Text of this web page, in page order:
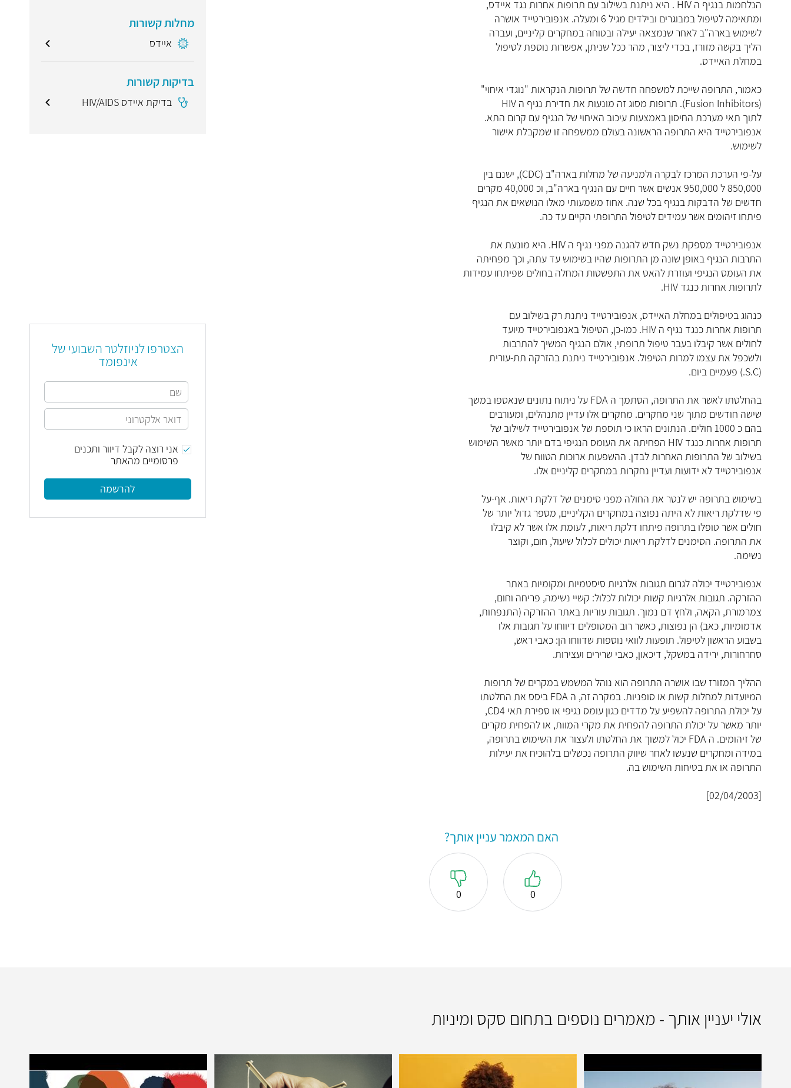
הנלחמות בנגיף ה HIV . היא ניתנת בשילוב עם תרופות אחרות נגד איידס,
ומתאימה לטיפול במבוגרים ובילדים מגיל 6 ומעלה. אנפובירטייד אושרה
לשימוש בארה"ב לאחר שנמצאה יעילה ובטוחה במחקרים קליניים, ועברה
הליך בקשה מזורז, בכדי ליצור, מהר ככל שניתן, אפשרות נוספת לטיפול
במחלת האיידס.
כאמור, התרופה שייכת למשפחה חדשה של תרופות הנקראות "נוגדי איחוי"
(Fusion Inhibitors). תרופות מסוג זה מונעות את חדירת נגיף ה HIV
לתוך תאי מערכת החיסון באמצעות עיכוב האיחוי של הנגיף עם קרום התא.
אנפובירטייד היא התרופה הראשונה בעולם ממשפחה זו שמקבלת אישור
לשימוש.
על-פי הערכת המרכז לבקרה ולמניעה של מחלות בארה"ב (CDC), ישנם בין
850,000 ל 950,000 אנשים אשר חיים עם הנגיף בארה"ב, וכ 40,000 מקרים
חדשים של הדבקות בנגיף בכל שנה. אחוז משמעותי מאלו הנושאים את הנגיף
פיתחו זיהומים אשר עמידים לטיפול התרופתי הקיים עד כה.
אנפובירטייד מספקת נשק חדש להגנה מפני נגיף ה HIV. היא מונעת את
התרבות הנגיף באופן שונה מן התרופות שהיו בשימוש עד עתה, וכך מפחיתה
את העומס הנגיפי ועוזרת להאט את התפשטות המחלה בחולים שפיתחו עמידות
לתרופות אחרות כנגד HIV.
כנהוג בטיפולים במחלת האיידס, אנפובירטייד ניתנת רק בשילוב עם
תרופות אחרות כנגד נגיף ה HIV. כמו-כן, הטיפול באנפובירטייד מיועד
לחולים אשר קיבלו בעבר טיפול תרופתי, אולם הנגיף המשיך להתרבות
ולשכפל את עצמו למרות הטיפול. אנפובירטייד ניתנת בהזרקה תת-עורית
(S.C.) פעמיים ביום.
בהחלטתו לאשר את התרופה, הסתמך ה FDA על ניתוח נתונים שנאספו במשך
שישה חודשים מתוך שני מחקרים. מחקרים אלו עדיין מתנהלים, ומעורבים
בהם כ 1000 חולים. הנתונים הראו כי תוספת של אנפובירטייד לשילוב של
תרופות אחרות כנגד HIV הפחיתה את העומס הנגיפי בדם יותר מאשר השימוש
בשילוב של התרופות האחרות לבדן. ההשפעות ארוכות הטווח של
אנפובירטייד לא ידועות ועדיין נחקרות במחקרים קליניים אלו.
בשימוש בתרופה יש לנטר את החולה מפני סימנים של דלקת ריאות. אף-על
פי שדלקת ריאות לא היתה נפוצה במחקרים הקליניים, מספר גדול יותר של
חולים אשר טופלו בתרופה פיתחו דלקת ריאות, לעומת אלו אשר לא קיבלו
את התרופה. הסימנים לדלקת ריאות יכולים לכלול שיעול, חום, וקוצר
נשימה.
אנפובירטייד יכולה לגרום תגובות אלרגיות סיסטמיות ומקומיות באתר
ההזרקה. תגובות אלרגיות קשות יכולות לכלול: קשיי נשימה, פריחה וחום,
צמרמורת, הקאה, ולחץ דם נמוך. תגובות עוריות באתר ההזרקה (התנפחות,
אדמומיות, כאב) הן נפוצות, כאשר רוב המטופלים דיווחו על תגובות אלו
בשבוע הראשון לטיפול. תופעות לוואי נוספות שדווחו הן: כאבי ראש,
סחרחורות, ירידה במשקל, דיכאון, כאבי שרירים ועצירות.
ההליך המזורז שבו אושרה התרופה הוא נוהל המשמש במקרים של תרופות
המיועדות למחלות קשות או סופניות. במקרה זה, ה FDA ביסס את החלטתו
על יכולת התרופה להשפיע על מדדים כגון עומס נגיפי או ספירת תאי CD4,
יותר מאשר על יכולת התרופה להפחית את מקרי המוות, או להפחית מקרים
של זיהומים. ה FDA יכול למשוך את החלטתו ולעצור את השימוש בתרופה,
במידה ומחקרים שנעשו לאחר שיווק התרופה נכשלים בלהוכיח את יעילות
התרופה או את בטיחות השימוש בה.
[02/04/2003]
האם המאמר עניין אותך?
0
0
מחלות קשורות
איידס
בדיקות קשורות
בדיקת איידס HIV/AIDS
הצטרפו לניוזלטר השבועי של
אינפומד
אני רוצה לקבל דיוור ותכנים
פרסומיים מהאתר
להרשמה
אולי יעניין אותך - מאמרים נוספים בתחום סקס ומיניות